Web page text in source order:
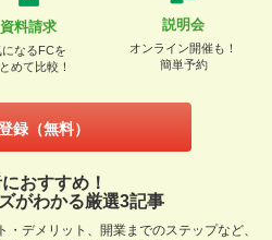
資料請求
になるFCを
めて比較！
説明会
オンライン開催も！
簡単予約
録（無料）
おすすめ！
がわかる厳選3記事
デメリット、開業までのステップなど、